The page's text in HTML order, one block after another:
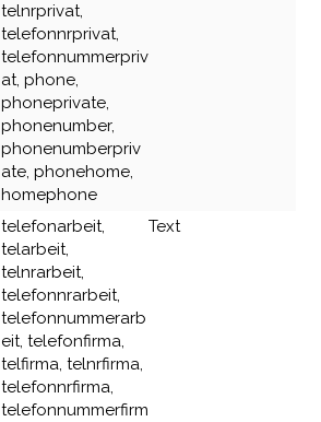
telnrprivat,
telefonnrprivat,
telefonnummerpriv
at, phone,
phoneprivate,
phonenumber,
phonenumberpriv
ate, phonehome,
homephone
telefonarbeit,
telarbeit,
telnrarbeit,
telefonnrarbeit,
telefonnummerarb
eit, telefonfirma,
telfirma, telnrfirma,
telefonnrfirma,
telefonnummerfirm
Text